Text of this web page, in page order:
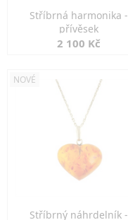
Stříbrná harmonika -
přívěsek
2 100 Kč
NOVÉ
Stříbrný náhrdelník -